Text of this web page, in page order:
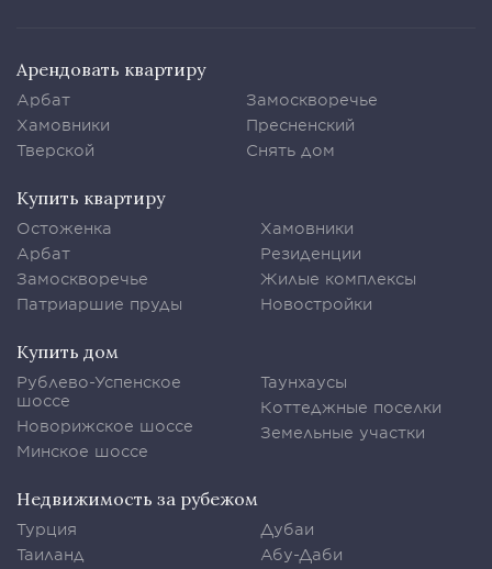
Арендовать квартиру
Арбат
Хамовники
Тверской
Замоскворечье
Пресненский
Снять дом
Купить квартиру
Остоженка
Арбат
Замоскворечье
Патриаршие пруды
Хамовники
Резиденции
Жилые комплексы
Новостройки
Купить дом
Рублево-Успенское
шоссе
Новорижское шоссе
Минское шоссе
Таунхаусы
Коттеджные поселки
Земельные участки
Недвижимость за рубежом
Турция
Таиланд
Дубаи
Абу-Даби